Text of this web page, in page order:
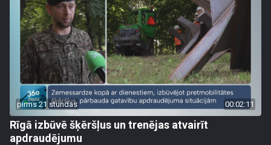
pirms 21 stundas 00:02:11
Rīgā izbūvē šķēršļus un trenējas atvairīt
apdraudējumu